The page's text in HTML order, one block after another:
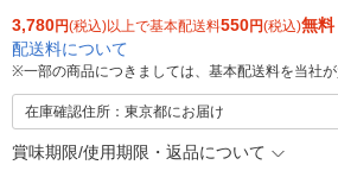
3,780円(税込)以上で基本配送料550円(税込)無料
配送料について
※一部の商品につきましては、基本配送料を当社が
在庫確認住所：東京都にお届け
賞味期限/使用期限・返品について